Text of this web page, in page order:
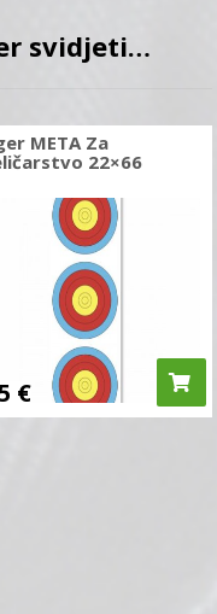
svidjeti…
META Za
22×66
€